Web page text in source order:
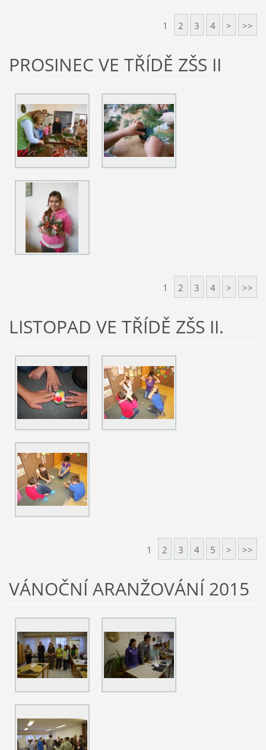
1 2 3 4 > >>
PROSINEC VE TŘÍDĚ ZŠS II
1 2 3 4 > >>
LISTOPAD VE TŘÍDĚ ZŠS II.
1 2 3 4 5 > >>
VÁNOČNÍ ARANŽOVÁNÍ 2015